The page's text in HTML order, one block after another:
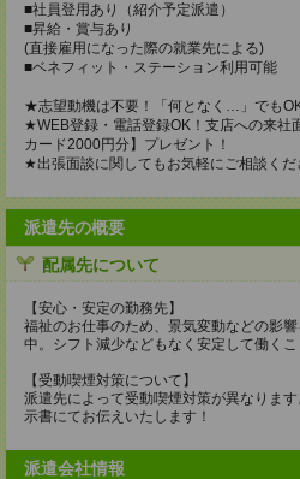
■社員登用あり（紹介予定派遣）
■昇給・賞与あり
(直接雇用になった際の就業先による)
■ベネフィット・ステーション利用可能
★志望動機は不要！「何となく…」でもOK
★WEB登録・電話登録OK！支店への来社
カード2000円分】プレゼント！
★出張面談に関してもお気軽にご相談くだ
派遣先の概要
配属先について
【安心・安定の勤務先】
福祉のお仕事のため、景気変動などの影
中。シフト減少などもなく安定して働くこ
【受動喫煙対策について】
派遣先によって受動喫煙対策が異なりま
示書にてお伝えいたします！
派遣会社情報